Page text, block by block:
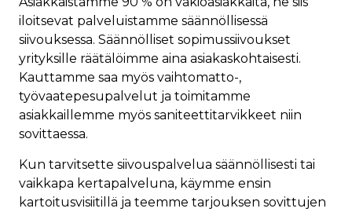
iloitsevat palveluistamme säännöllisessä
siivouksessa. Säännölliset sopimussiivoukset
yrityksille räätälöimme aina asiakaskohtaisesti.
Kauttamme saa myös vaihtomatto-,
työvaatepesupalvelut ja toimitamme
asiakkaillemme myös saniteettitarvikkeet niin
sovittaessa.
Kun tarvitsette siivouspalvelua säännöllisesti tai
vaikkapa kertapalveluna, käymme ensin
kartoitusvisiitillä ja teemme tarjouksen sovittujen